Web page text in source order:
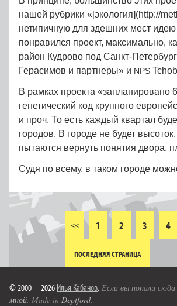
нашей рубрики «[экология](http://
нетипичную для здешних мест
понравился проект, максимально,
район Кудрово под Санкт-
Герасимов и партнеры» и NPS
В рамках проекта «запланировано
генетический код крупного
и проч. То есть каждый квартал
городов. В городе не будет
пытаются вернуть понятия двора,
Судя по всему, в таком городе
<< 1 2 3 4
ПОСЛЕДНЯЯ СТРАНИЦА
© 2000—2026 Илья Кабанов. Если вы попали
мной. Made in Deptford.